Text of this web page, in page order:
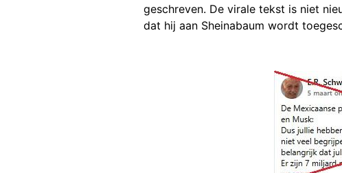
geschreven. De virale tekst is niet
dat hij aan Sheinabaum wordt